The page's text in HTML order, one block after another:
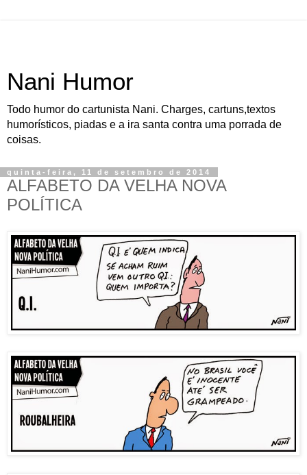
Nani Humor
Todo humor do cartunista Nani. Charges, cartuns,textos
humorísticos, piadas e a ira santa contra uma porrada de
coisas.
quinta-feira, 11 de setembro de 2014
ALFABETO DA VELHA NOVA
POLÍTICA